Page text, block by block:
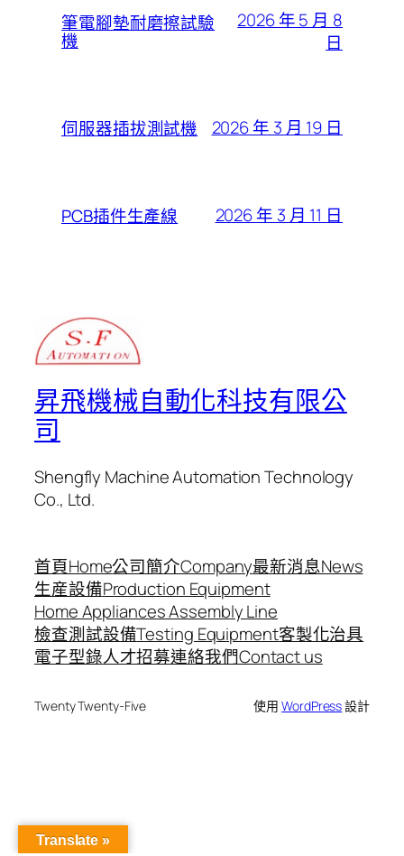
筆電腳墊耐磨擦試驗
機
2026 年 5 月 8
日
伺服器插拔測試機 2026 年 3 月 19 日
PCB插件生產線 2026 年 3 月 11 日
昇飛機械自動化科技有限公
司
Shengfly Machine Automation Technology
Co., Ltd.
首頁Home公司簡介Company最新消息News
生産設備Production Equipment
Home Appliances Assembly Line
檢查測試設備Testing Equipment客製化治具
電子型錄人才招募連絡我們Contact us
Twenty Twenty-Five 使用WordPress設計
Translate »